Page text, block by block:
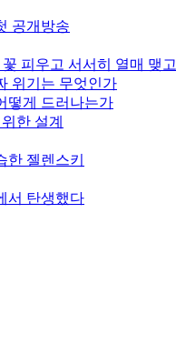
공개방송
피우고 서서히 열매 맺고
위기는 무엇인가
떻게 드러나는가
한 설계
젤렌스키
서 탄생했다